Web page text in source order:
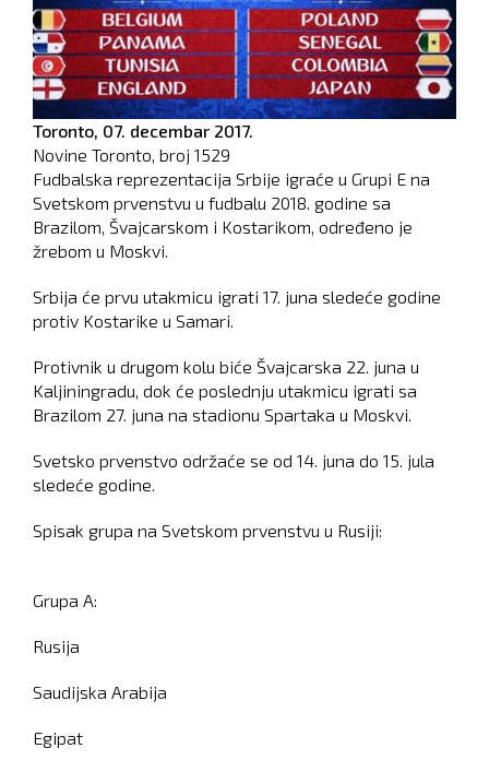
Toronto, 07. decembar 2017.
Novine Toronto, broj 1529
Fudbalska reprezentacija Srbije igraće u Grupi E na
Svetskom prvenstvu u fudbalu 2018. godine sa
Brazilom, Švajcarskom i Kostarikom, određeno je
žrebom u Moskvi.
Srbija će prvu utakmicu igrati 17. juna sledeće godine
protiv Kostarike u Samari.
Protivnik u drugom kolu biće Švajcarska 22. juna u
Kaljiningradu, dok će poslednju utakmicu igrati sa
Brazilom 27. juna na stadionu Spartaka u Moskvi.
Svetsko prvenstvo održaće se od 14. juna do 15. jula
sledeće godine.
Spisak grupa na Svetskom prvenstvu u Rusiji:
Grupa A:
Rusija
Saudijska Arabija
Egipat